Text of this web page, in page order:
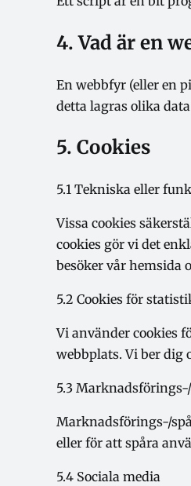
4. Vad är en
En webbfyr (eller en
detta lagras olika
5. Cookies
5.1 Tekniska eller
Vissa cookies
cookies gör vi det
besöker vår hemsida
5.2 Cookies för
Vi använder cookies
webbplats. Vi ber dig
5.3
Marknadsförings-/
eller för att spåra
5.4 Sociala media